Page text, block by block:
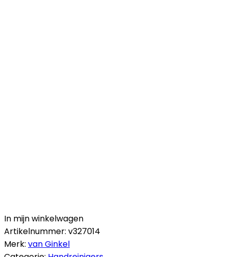
In mijn winkelwagen
Artikelnummer: v327014
Merk: van Ginkel